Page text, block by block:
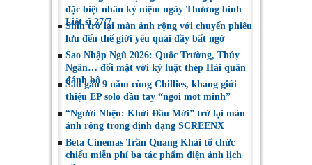
đặc biệt nhân kỷ niệm ngày Thương binh –
Liệt sĩ 27/7
Shin trở lại màn ảnh rộng với chuyến phiêu
lưu đến thế giới yêu quái đầy bất ngờ
Sao Nhập Ngũ 2026: Quốc Trường, Thúy
Ngân… đối mặt với kỷ luật thép Hải quân
đánh bộ
Sau gần 9 năm cùng Chillies, khang giới
thiệu EP solo đầu tay “ngoi mot minh”
“Người Nhện: Khởi Đầu Mới” trở lại màn
ảnh rộng trong định dạng SCREENX
Beta Cinemas Trần Quang Khải tổ chức
chiếu miễn phí ba tác phẩm điện ảnh lịch